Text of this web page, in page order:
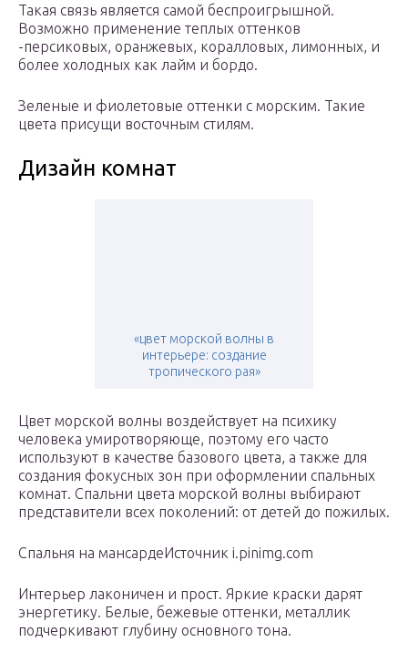
Такая связь является самой беспроигрышной.
Возможно применение теплых оттенков
-персиковых, оранжевых, коралловых, лимонных, и
более холодных как лайм и бордо.
Зеленые и фиолетовые оттенки с морским. Такие
цвета присущи восточным стилям.
Дизайн комнат
«цвет морской волны в
интерьере: создание
тропического рая»
Цвет морской волны воздействует на психику
человека умиротворяюще, поэтому его часто
используют в качестве базового цвета, а также для
создания фокусных зон при оформлении спальных
комнат. Спальни цвета морской волны выбирают
представители всех поколений: от детей до пожилых.
Спальня на мансардеИсточник i.pinimg.com
Интерьер лаконичен и прост. Яркие краски дарят
энергетику. Белые, бежевые оттенки, металлик
подчеркивают глубину основного тона.